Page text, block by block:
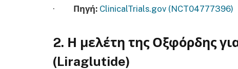
· Πηγή: ClinicalTrials.gov (NCT04777396)
2. Η μελέτη της Οξφόρδης
(Liraglutide)